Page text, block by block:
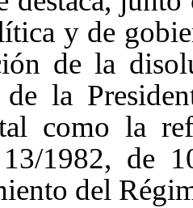
y de
de la
la
como la
1982, de
del